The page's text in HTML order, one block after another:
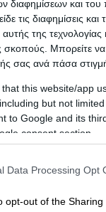
διαφημίσεων και του
τις διαφημίσεις
της
Μπορείτε να
σας ανά πάσα
that this website/app
but not
to Google and its
consent section.
Data Processing Opt
opt-out of the Sharing